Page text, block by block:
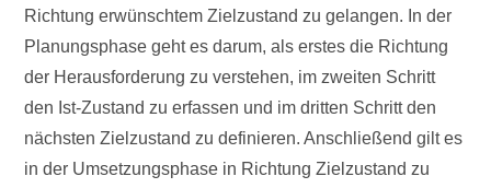
Richtung erwünschtem Zielzustand zu gelangen. In der
Planungsphase geht es darum, als erstes die Richtung
der Herausforderung zu verstehen, im zweiten Schritt
den Ist-Zustand zu erfassen und im dritten Schritt den
nächsten Zielzustand zu definieren. Anschließend gilt es
in der Umsetzungsphase in Richtung Zielzustand zu